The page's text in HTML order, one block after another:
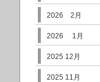
2026 2月
2026 1月
2025 12月
2025 11月